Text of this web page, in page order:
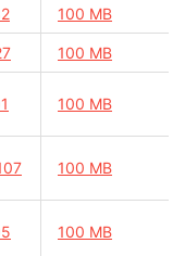
100 MB
100 MB
100 MB
100 MB
100 MB